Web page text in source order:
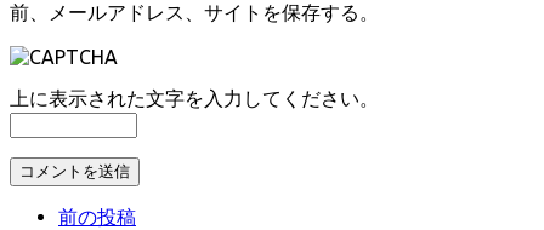
前、メールアドレス、サイトを保存する。
上に表示された文字を入力してください。
コ
メ
前の投稿